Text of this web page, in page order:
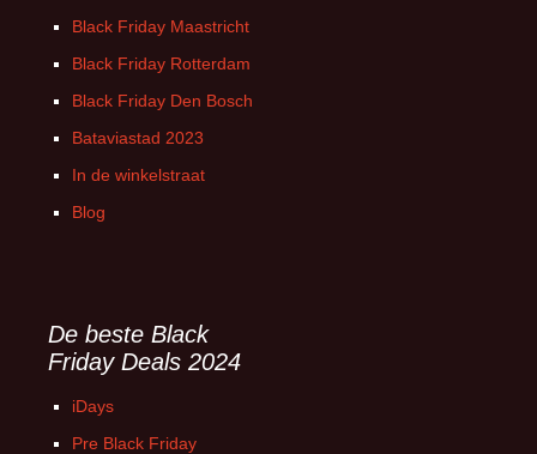
Black Friday Maastricht
Black Friday Rotterdam
Black Friday Den Bosch
Bataviastad 2023
In de winkelstraat
Blog
De beste Black
Friday Deals 2024
iDays
Pre Black Friday